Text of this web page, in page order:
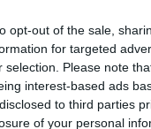
opt-out of the sale,
for targeted
selection. Please note
interest-based ads
to third parties
of your personal
Carla Cuccu e
“Destinazione
complessivo